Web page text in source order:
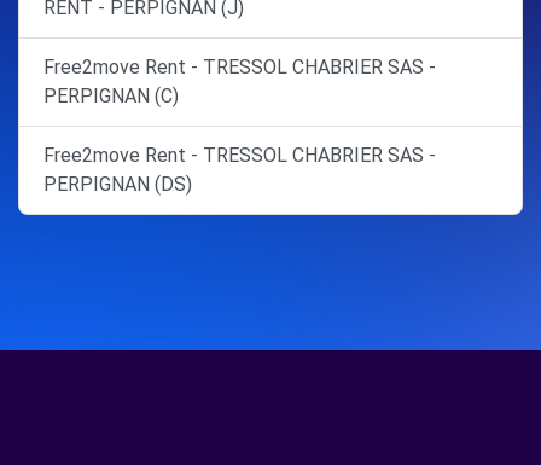
RENT - PERPIGNAN (J)
Free2move Rent - TRESSOL CHABRIER SAS -
PERPIGNAN (C)
Free2move Rent - TRESSOL CHABRIER SAS -
PERPIGNAN (DS)